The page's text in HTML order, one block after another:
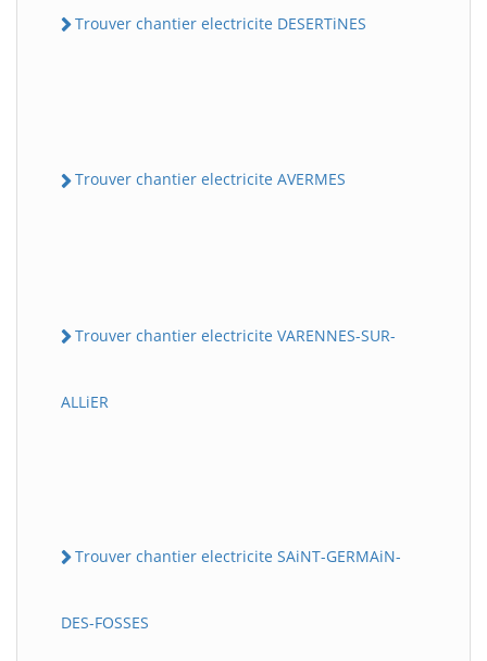
Trouver chantier electricite DESERTiNES
Trouver chantier electricite AVERMES
Trouver chantier electricite VARENNES-SUR-
ALLiER
Trouver chantier electricite SAiNT-GERMAiN-
DES-FOSSES